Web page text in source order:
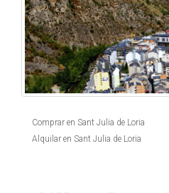
Comprar en Sant Julia de Loria
Alquilar en Sant Julia de Loria